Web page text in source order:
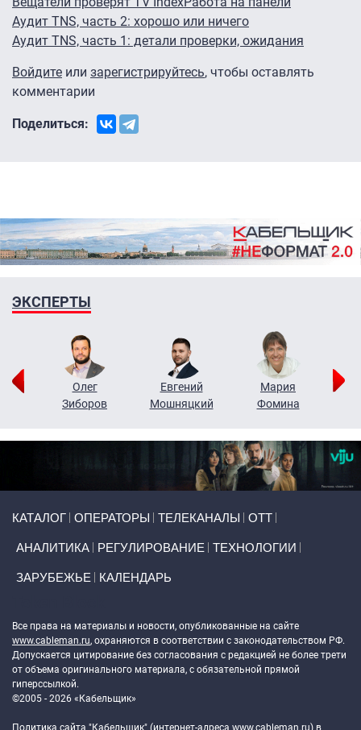
Аудит TNS, часть 2: хорошо или ничего
Аудит TNS, часть 1: детали проверки, ожидания
Войдите или зарегистрируйтесь, чтобы оставлять
комментарии
Поделиться:
ЭКСПЕРТЫ
Олег
Зиборов
Евгений
Мошняцкий
Мария
Фомина
КАТАЛОГ ОПЕРАТОРЫ ТЕЛЕКАНАЛЫ ОТТ
АНАЛИТИКА РЕГУЛИРОВАНИЕ ТЕХНОЛОГИИ
ЗАРУБЕЖЬЕ КАЛЕНДАРЬ
Все права на материалы и новости, опубликованные на сайте
www.cableman.ru, охраняются в соответствии с законодательством РФ.
Допускается цитирование без согласования с редакцией не более трети
от объема оригинального материала, с обязательной прямой
гиперссылкой.
©2005 - 2026 «Кабельщик»
Политика сайта "Кабельщик" (интернет-адреса www.cableman.ru) в